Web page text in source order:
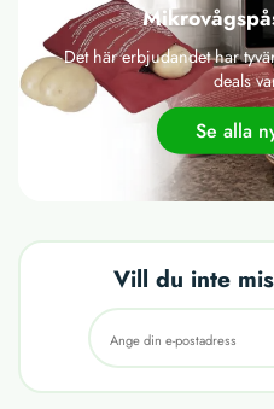
Det här erbjudandet har
deals
Se alla
Vill du inte